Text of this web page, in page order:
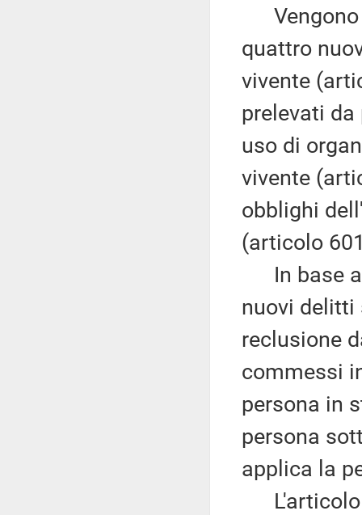
Vengono
quattro
vivente
prelevati
uso di
vivente
obblighi
(articolo
In base
nuovi delitti
reclusione
commessi
persona in
persona
applica la
L'articolo